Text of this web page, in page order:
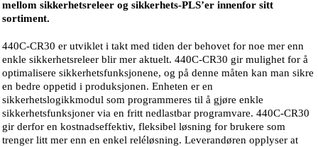
mellom sikkerhetsreleer og sikkerhets-PLS’er innenfor sitt
sortiment.
440C-CR30 er utviklet i takt med tiden der behovet for noe mer enn
enkle sikkerhetsreleer blir mer aktuelt. 440C-CR30 gir mulighet for å
optimalisere sikkerhetsfunksjonene, og på denne måten kan man sikre
en bedre oppetid i produksjonen. Enheten er en
sikkerhetslogikkmodul som programmeres til å gjøre enkle
sikkerhetsfunksjoner via en fritt nedlastbar programvare. 440C-CR30
gir derfor en kostnadseffektiv, fleksibel løsning for brukere som
trenger litt mer enn en enkel reléløsning. Leverandøren opplyser at